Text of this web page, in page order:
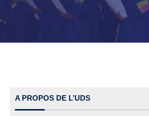
A PROPOS DE L’UDS